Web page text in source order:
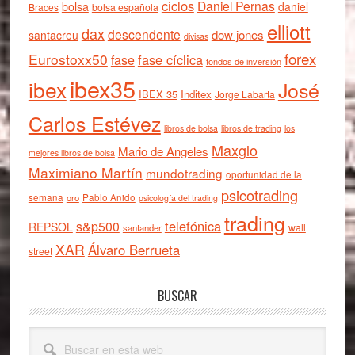
Braces bolsa bolsa española ciclos Daniel Pernas daniel
santacreu daxdescendente divisas dow jones elliott
Eurostoxx50 fasefase cíclica fondos de inversión forex
ibexibex35 IBEX 35 Inditex Jorge Labarta José
Carlos Estévez libros de bolsa libros de trading los
mejores libros de bolsa Mario de Angeles Maxglo
Maximiano Martín mundotrading oportunidad de la
semana oro Pablo Anido psicología del trading psicotrading
REPSOL s&p500 santander telefónicatrading wall
street XAR Álvaro Berrueta
BUSCAR